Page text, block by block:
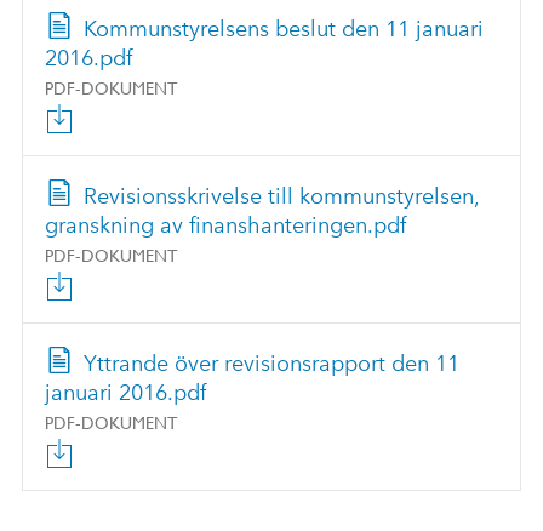
Kommunstyrelsens beslut den 11 januari
2016.pdf
PDF-DOKUMENT
Revisionsskrivelse till kommunstyrelsen,
granskning av finanshanteringen.pdf
PDF-DOKUMENT
Yttrande över revisionsrapport den 11
januari 2016.pdf
PDF-DOKUMENT